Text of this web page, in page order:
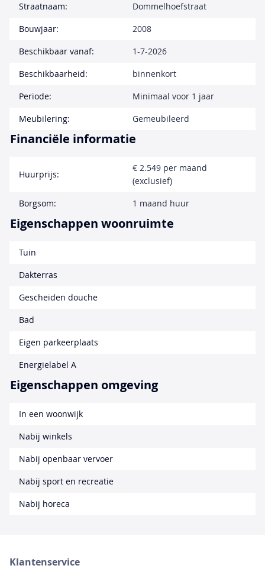
Straatnaam:
Dommelhoefstraat
Bouwjaar:
2008
Beschikbaar vanaf:
1-7-2026
Beschikbaarheid:
binnenkort
Periode:
Minimaal voor 1 jaar
Meubilering:
Gemeubileerd
Financiële informatie
Huurprijs:
€ 2.549 per maand
(exclusief)
Borgsom:
1 maand huur
Eigenschappen woonruimte
Tuin
Dakterras
Gescheiden douche
Bad
Eigen parkeerplaats
Energielabel A
Eigenschappen omgeving
In een woonwijk
Nabij winkels
Nabij openbaar vervoer
Nabij sport en recreatie
Nabij horeca
Klantenservice